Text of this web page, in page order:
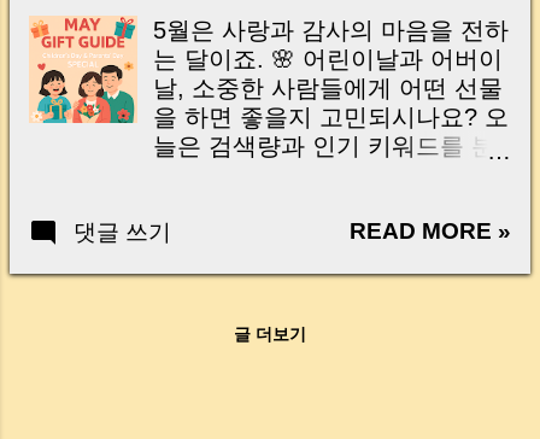
이는 가장 긴장되는 순간 입니다. 실제로 제가
중개 현장에서 겪었던 일입니다. 금요일 오후 3
시, 이체 한도에 막혀 송금이 멈췄고 그 자리에
서 계약이 무산될 뻔한 아찔한 상황이 있었습니
다. 또 어떤 분은 이렇게 말씀하십니다. “내 대출
인데 왜 내 통장으로 안 들어오죠?” “매도인이 대
사실은 ‘구조’를 몰라서 생기는 걱정입니다. 그래
서 오늘은 잔금일에 실제로 돈이 어떻게 움직이
는지, 왜 사고가 나는지, 그리고 무엇을 꼭 준비
드리겠습니다. 이 글 하나만 제대로 이해하시면,
5월은 사랑과 감사의 마음을 전하
는 달이죠. 🌸 어린이날과 어버이
날, 소중한 사람들에게 어떤 선물
을 하면 좋을지 고민되시나요? 오
늘은 검색량과 인기 키워드를 분
express love and gratitude. 🌸
analyzed top search keywords
댓글 쓰기 READ MORE »
글 더보기